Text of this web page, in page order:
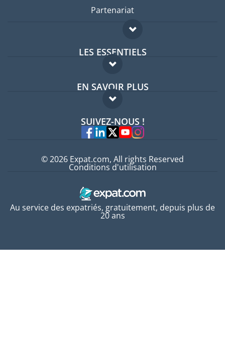
Partenariat
LES ESSENTIELS
Forum expatriés
Guides pays
EN SAVOIR PLUS
FAQ
Experts
SUIVEZ-NOUS !
Au service des expatriés, gratuitement, depuis plus de
20 ans
© 2026 Expat.com, All rights Reserved
Conditions d'utilisation